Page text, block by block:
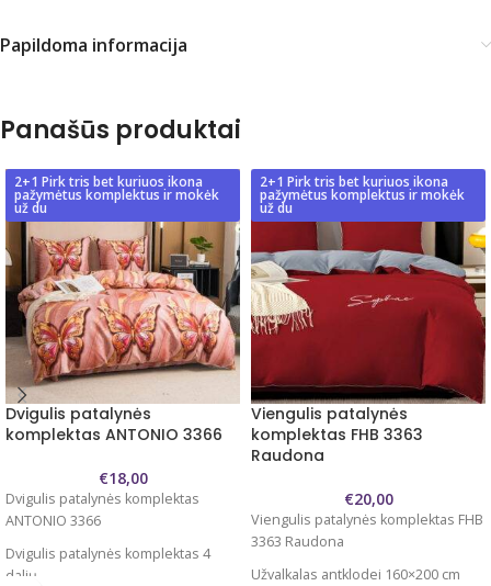
Papildoma informacija
Panašūs produktai
2+1 Pirk tris bet kuriuos ikona
pažymėtus komplektus ir mokėk
už du
Dvigulis patalynės
komplektas ANTONIO 3366
€18,00
Dvigulis patalynės komplektas
ANTONIO 3366
Dvigulis patalynės komplektas 4
dalių
2+1 Pirk tris bet kuriuos ikona
pažymėtus komplektus ir mokėk
už du
Viengulis patalynės
komplektas FHB 3363
Raudona
€20,00
Viengulis patalynės komplektas FHB
3363 Raudona
Užvalkalas antklodei 160×200 cm